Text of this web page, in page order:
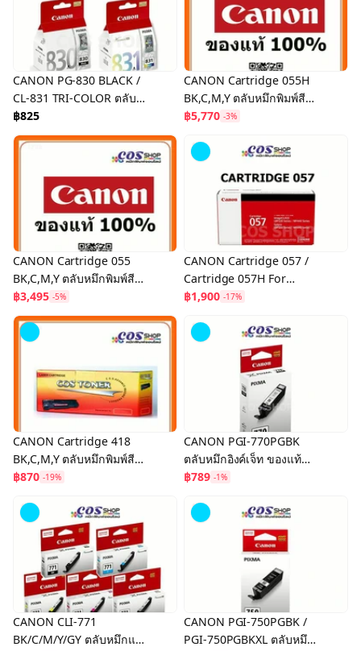
CANON PG-830 BLACK /
CL-831 TRI-COLOR ตลับ
หมึกอิงค์เจ็ท ของแท้ 100%
฿825
CANON Cartridge 055H
BK,C,M,Y ตลับหมึกพิมพ์สี
ของแท้ และ เทียบเท่า
฿5,770 -3%
CANON Cartridge 055
BK,C,M,Y ตลับหมึกพิมพ์สี
ของแท้ และ เทียบเท่า
฿3,495 -5%
CANON Cartridge 057 /
Cartridge 057H For
imageCLASS LBP220 /
MF440 Series
฿1,900 -17%
CANON Cartridge 418
BK,C,M,Y ตลับหมึกพิมพ์สี
ของแท้ และ เทียบเท่า
฿870 -19%
CANON PGI-770PGBK
ตลับหมึกอิงค์เจ็ท ของแท้
MG5770, MG6870,
TS6070, TS8070
฿789 -1%
CANON CLI-771
BK/C/M/Y/GY ตลับหมึกแท้
CANON PGI-750PGBK /
PGI-750PGBKXL ตลับหมึก